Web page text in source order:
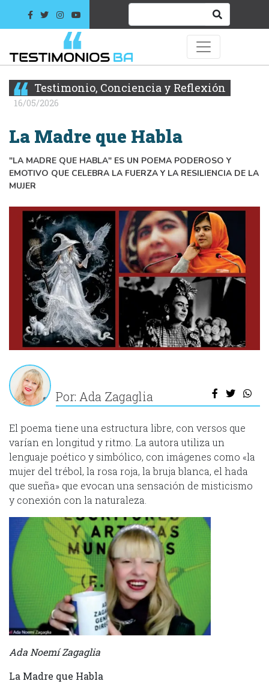
Testimonio, Conciencia y Reflexión
16/05/2026
La Madre que Habla
"LA MADRE QUE HABLA" ES UN POEMA PODEROSO Y
EMOTIVO QUE CELEBRA LA FUERZA Y LA RESILIENCIA DE LA
MUJER
Por: Ada Zagaglia
El poema tiene una estructura libre, con versos que
varían en longitud y ritmo. La autora utiliza un
lenguaje poético y simbólico, con imágenes como «la
mujer del trébol, la rosa roja, la bruja blanca, el hada
que sueña» que evocan una sensación de misticismo
y conexión con la naturaleza.
Ada Noemí Zagaglia
La Madre que Habla